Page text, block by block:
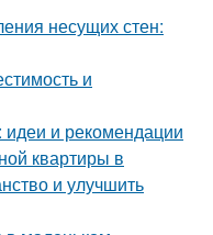
несущих стен:
и
и рекомендации
квартиры в
и улучшить